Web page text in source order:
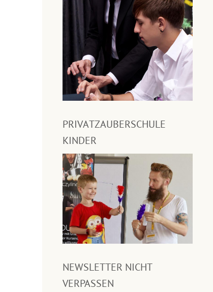
PRIVATZAUBERSCHULE
KINDER
NEWSLETTER NICHT
VERPASSEN